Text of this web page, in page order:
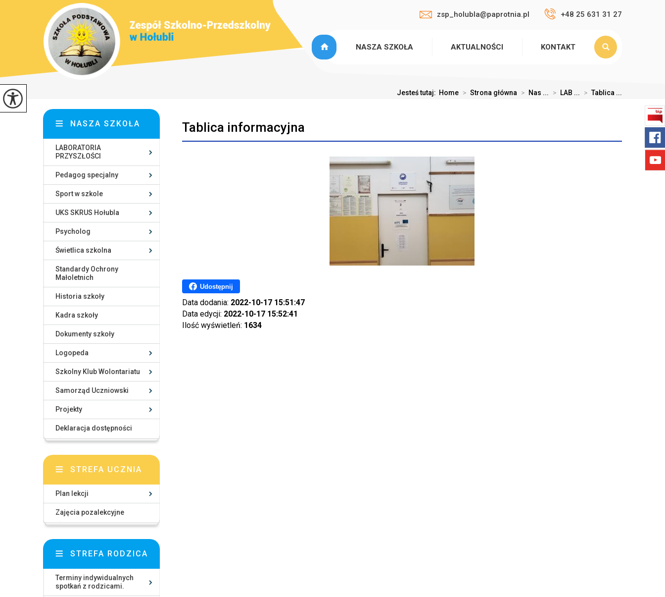
zsp_holubla@paprotnia.pl +48 25 631 31 27
NASZA SZKOŁA AKTUALNOŚCI KONTAKT
Jesteś tutaj: Home > Strona główna > Nas ... > LAB ... > Tablica ...
Tablica informacyjna
Udostępnij
Data dodania: 2022-10-17 15:51:47
Data edycji: 2022-10-17 15:52:41
Ilość wyświetleń: 1634
NASZA SZKOŁA
LABORATORIA
PRZYSZŁOŚCI
Pedagog specjalny
Sport w szkole
UKS SKRUS Hołubla
Psycholog
Świetlica szkolna
Standardy Ochrony
Małoletnich
Historia szkoły
Kadra szkoły
Dokumenty szkoły
Logopeda
Szkolny Klub Wolontariatu
Samorząd Uczniowski
Projekty
Deklaracja dostępności
STREFA UCZNIA
Plan lekcji
Zajęcia pozalekcyjne
STREFA RODZICA
Terminy indywidualnych
spotkań z rodzicami.